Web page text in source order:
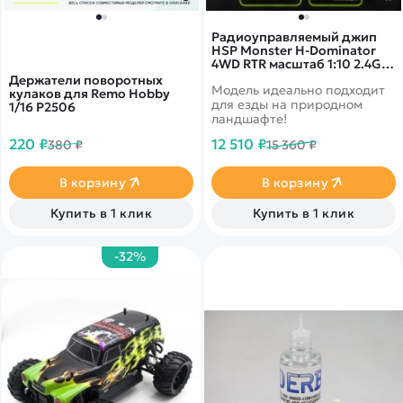
Радиоуправляемый джип
HSP Monster H-Dominator
4WD RTR масштаб 1:10 2.4G -
Модель идеально подходит
для езды на природном
ландшафте!
12 510 ₽15 360 ₽
В корзину
Купить в 1 клик
Держатели поворотных
кулаков для Remo Hobby
1/16 P2506
220 ₽380 ₽
В корзину
Купить в 1 клик
-32%